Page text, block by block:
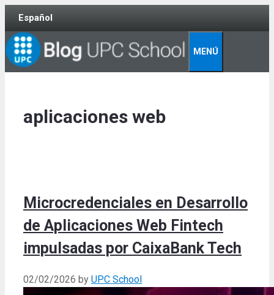
Skip
content
Español
MENÚ
aplicaciones web
Microcredenciales en Desarrollo
de Aplicaciones Web Fintech
impulsadas por CaixaBank Tech
02/02/2026 by UPC School